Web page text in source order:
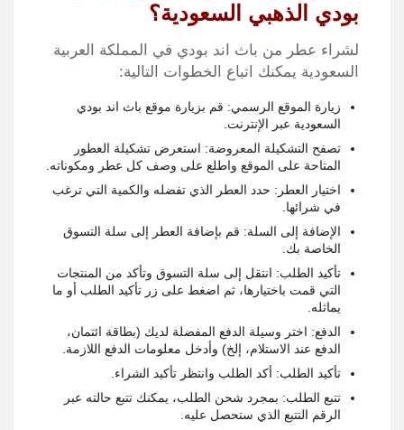
بودي الذهبي السعودية؟
لشراء عطر من باث اند بودي في المملكة العربية
السعودية يمكنك اتباع الخطوات التالية:
زيارة الموقع الرسمي: قم بزيارة موقع باث اند بودي
السعودية عبر الإنترنت.
تصفح التشكيلة المعروضة: استعرض تشكيلة العطور
المتاحة على الموقع واطلع على وصف كل عطر ومكوناته.
اختيار العطر: حدد العطر الذي تفضله والكمية التي ترغب
في شرائها.
الإضافة إلى السلة: قم بإضافة العطر إلى سلة التسوق
الخاصة بك.
تأكيد الطلب: انتقل إلى سلة التسوق وتأكد من المنتجات
التي قمت باختيارها، ثم اضغط على زر تأكيد الطلب أو ما
يماثله.
الدفع: اختر وسيلة الدفع المفضلة لديك (بطاقة ائتمان،
الدفع عند الاستلام، إلخ) وأدخل معلومات الدفع اللازمة.
تأكيد الطلب: أكد الطلب وانتظر تأكيد الشراء.
تتبع الطلب: بمجرد شحن الطلب، يمكنك تتبع حالته عبر
الرقم التتبع الذي ستحصل عليه.